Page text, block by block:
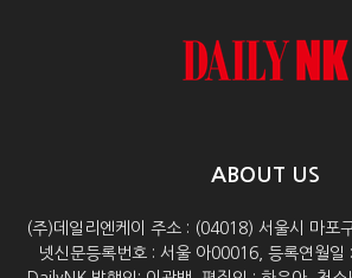
ABOUT US
(주)데일리엔케이 주소 : (04018) 서울시 마포
넷신문등록번호 : 서울 아00016, 등록연월